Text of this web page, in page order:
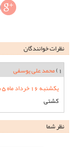
نظرات خوانندگان
1) محمد علی یوسفی
یکشنبه 16 خرداد ماه 1405 ساعت 12:12
کشتی
نظر شما